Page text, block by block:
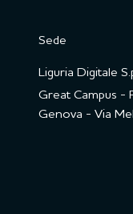
Sede
Liguria Digitale
Great Campus -
Genova - Via